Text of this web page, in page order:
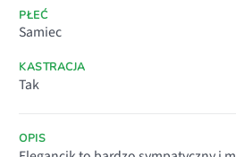
PŁEĆ
Samiec
KASTRACJA
Tak
OPIS